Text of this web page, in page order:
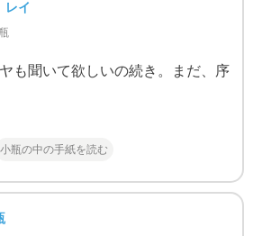
イ
も聞いて欲しいの続き。まだ、序
小瓶の中の手紙を読む